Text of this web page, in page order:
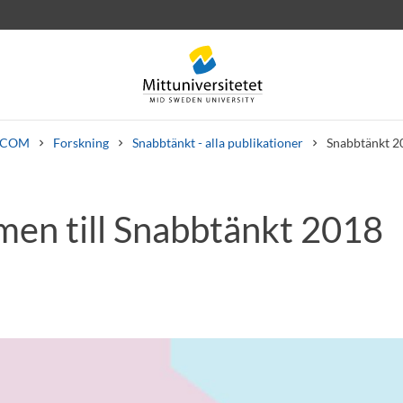
Forskning Snabbtänkt - alla publikationer Snabbtänkt
Personal Lediga jobb
till Snabbtänkt 2018